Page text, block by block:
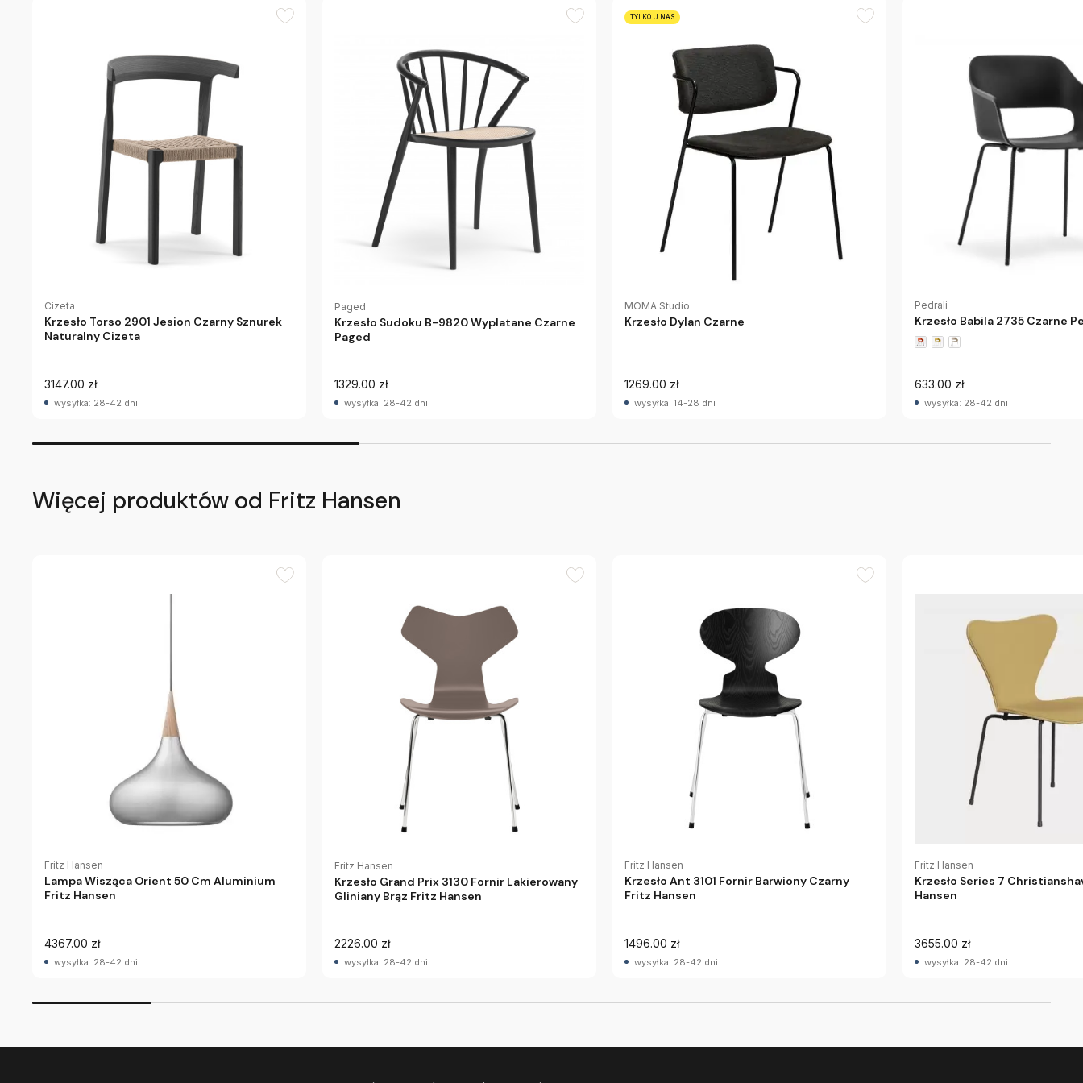
Cizeta
Krzesło Torso 2901 Jesion Czarny Sznurek
Naturalny Cizeta
3147.00 zł
wysyłka: 28-42 dni
Paged
Krzesło Sudoku B-9820 Wyplatane Czarne
Paged
1329.00 zł
wysyłka: 28-42 dni
TYLKO U NAS
MOMA Studio
Krzesło Dylan Czarne
1269.00 zł
wysyłka: 14-28 dni
Pedrali
Krzesło Babila 2735 Czarne
633.00 zł
wysyłka: 28-42 dni
Więcej produktów od Fritz Hansen
Fritz Hansen
Lampa Wisząca Orient 50 Cm Aluminium
Fritz Hansen
4367.00 zł
wysyłka: 28-42 dni
Fritz Hansen
Krzesło Grand Prix 3130 Fornir Lakierowany
Gliniany Brąz Fritz Hansen
2226.00 zł
wysyłka: 28-42 dni
Fritz Hansen
Krzesło Ant 3101 Fornir Barwiony Czarny
Fritz Hansen
1496.00 zł
wysyłka: 28-42 dni
Fritz Hansen
Krzesło Series 7
Hansen
3655.00 zł
wysyłka: 28-42 dni